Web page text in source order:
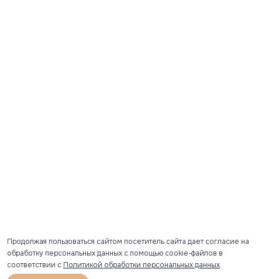
Продолжая пользоваться сайтом посетитель сайта дает согласие на
обработку персональных данных с помощью cookie-файлов в
соответствии с Политикой обработки персональных данных.